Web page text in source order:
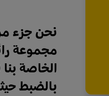
مجموعة
الخاصة
بالضبط